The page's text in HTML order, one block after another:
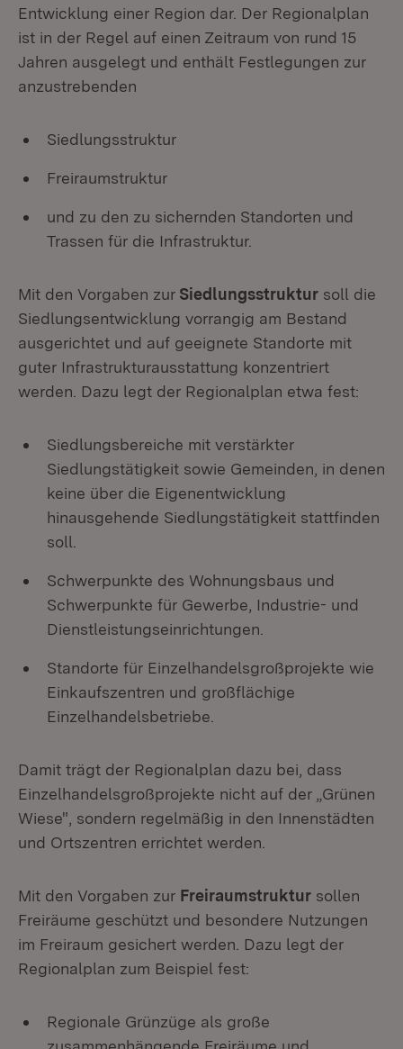
Entwicklung einer Region dar. Der Regionalplan
ist in der Regel auf einen Zeitraum von rund 15
Jahren ausgelegt und enthält Festlegungen zur
anzustrebenden
Siedlungsstruktur
Freiraumstruktur
und zu den zu sichernden Standorten und
Trassen für die Infrastruktur.
Mit den Vorgaben zur Siedlungsstruktur soll die
Siedlungsentwicklung vorrangig am Bestand
ausgerichtet und auf geeignete Standorte mit
guter Infrastrukturausstattung konzentriert
werden. Dazu legt der Regionalplan etwa fest:
Siedlungsbereiche mit verstärkter
Siedlungstätigkeit sowie Gemeinden, in denen
keine über die Eigenentwicklung
hinausgehende Siedlungstätigkeit stattfinden
soll.
Schwerpunkte des Wohnungsbaus und
Schwerpunkte für Gewerbe, Industrie- und
Dienstleistungseinrichtungen.
Standorte für Einzelhandelsgroßprojekte wie
Einkaufszentren und großflächige
Einzelhandelsbetriebe.
Damit trägt der Regionalplan dazu bei, dass
Einzelhandelsgroßprojekte nicht auf der „Grünen
Wiese", sondern regelmäßig in den Innenstädten
und Ortszentren errichtet werden.
Mit den Vorgaben zur Freiraumstruktur sollen
Freiräume geschützt und besondere Nutzungen
im Freiraum gesichert werden. Dazu legt der
Regionalplan zum Beispiel fest:
Regionale Grünzüge als große